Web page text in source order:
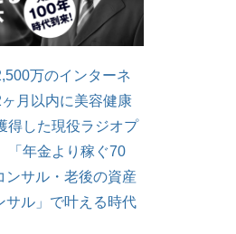
万のインターネ
月以内に美容健康
得した現役ラジオプ
「年金より稼ぐ70
ンサル・老後の資産
サル」で叶える時代